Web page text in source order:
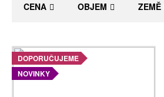
CENA OBJEM ZEMĚ
DOPORUČUJEME
NOVINKY